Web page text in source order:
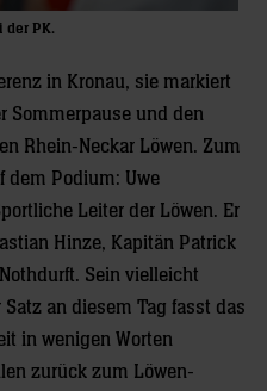
der PK.
in Kronau, sie markiert
Sommerpause und den
Rhein-Neckar Löwen. Zum
dem Podium: Uwe
Leiter der Löwen. Er
Hinze, Kapitän Patrick
Sein vielleicht
an diesem Tag fasst das
in wenigen Worten
zurück zum Löwen-